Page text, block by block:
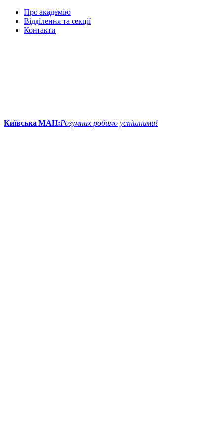
Про академію
Відділення та секції
Контакти
Київська МАН:Розумних робимо успішними!